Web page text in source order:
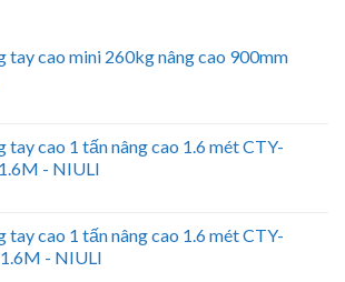
tay cao mini 260kg nâng cao 900mm
tay cao 1 tấn nâng cao 1.6 mét CTY-
- NIULI
tay cao 1 tấn nâng cao 1.6 mét CTY-
- NIULI